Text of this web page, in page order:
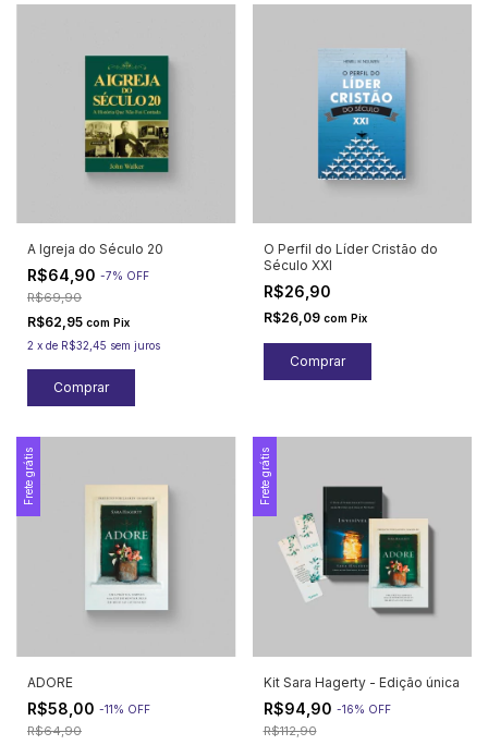
A Igreja do Século 20
R$64,90 -7% OFF
R$69,90
R$62,95 com Pix
2 x de R$32,45 sem juros
O Perfil do Líder Cristão do
Século XXI
R$26,90
R$26,09 com Pix
Frete grátis
ADORE
R$58,00 -11% OFF
R$64,90
Frete grátis
Kit Sara Hagerty - Edição única
R$94,90 -16% OFF
R$112,90